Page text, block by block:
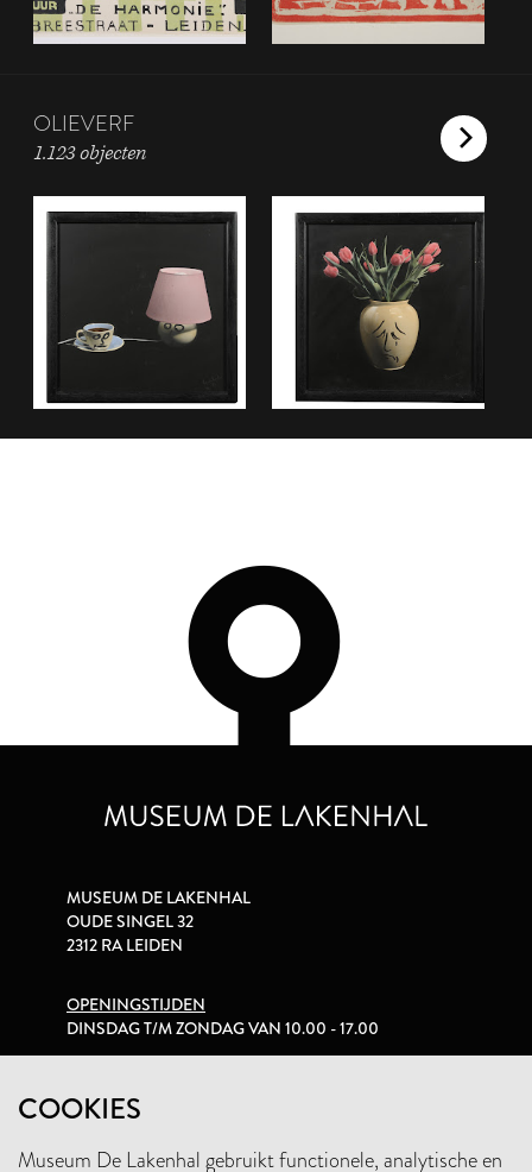
OLIEVERF
1.123 objecten
COOKIES
Museum De Lakenhal gebruikt functionele, analytische en
MUSEUM DE LAKENHAL
OUDE SINGEL 32
2312 RA LEIDEN
OPENINGSTIJDEN
DINSDAG T/M ZONDAG VAN 10.00 - 17.00